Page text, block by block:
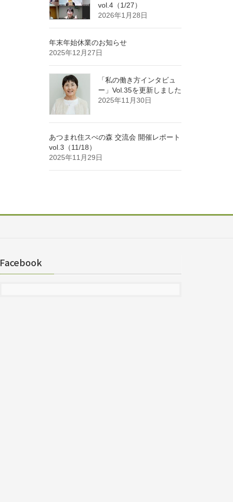
vol.4（1/27）
2026年1月28日
年末年始休業のお知らせ
2025年12月27日
「私の働き方インタビュ
ー」Vol.35を更新しました
2025年11月30日
あつまれ住スぺの森 交流会 開催レポート
vol.3（11/18）
2025年11月29日
Facebook